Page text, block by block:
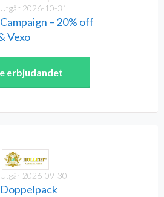
Utgår 2026-10-31
– 20% off
Vexo
erbjudandet
Utgår 2026-09-30
Doppelpack